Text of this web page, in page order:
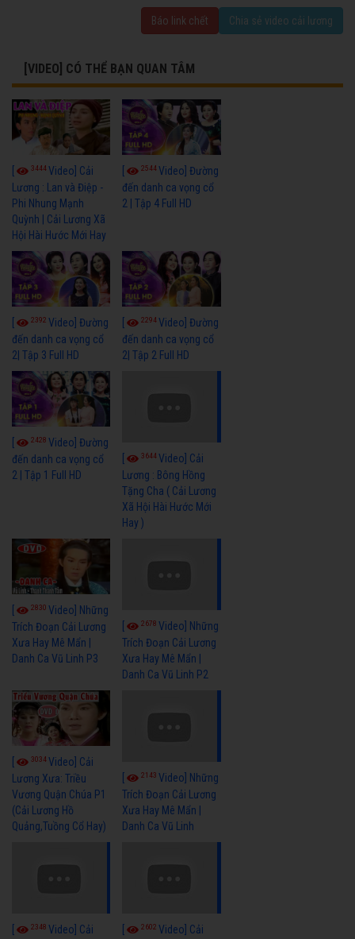
Báo link chết Chia sẻ video cải lương
[VIDEO] CÓ THỂ BẠN QUAN TÂM
3444Video] Cải
Lương : Lan và Điệp -
Phi Nhung Mạnh
Quỳnh | Cải Lương Xã
Hội Hài Hước Mới Hay
2544Video] Đường
đến danh ca vọng cổ
2 | Tập 4 Full HD
2392 Video] Đường
đến danh ca vọng cổ
2| Tập 3 Full HD
2294Video] Đường
đến danh ca vọng cổ
2| Tập 2 Full HD
2428 Video] Đường
đến danh ca vọng cổ
2 | Tập 1 Full HD
3644Video] Cải
Lương : Bông Hồng
Tặng Cha ( Cải Lương
Xã Hội Hài Hước Mới
Hay )
2830 Video] Những
Trích Đoạn Cải Lương
Xưa Hay Mê Mẩn |
Danh Ca Vũ Linh P3
2678Video] Những
Trích Đoạn Cải Lương
Xưa Hay Mê Mẩn |
Danh Ca Vũ Linh P2
3034Video] Cải
Lương Xưa: Triều
Vương Quận Chúa P1
(Cải Lương Hồ
Quảng,Tuồng Cổ Hay)
2143Video] Những
Trích Đoạn Cải Lương
Xưa Hay Mê Mẩn |
Danh Ca Vũ Linh
2348 Video] Cải
2602Video] Cải